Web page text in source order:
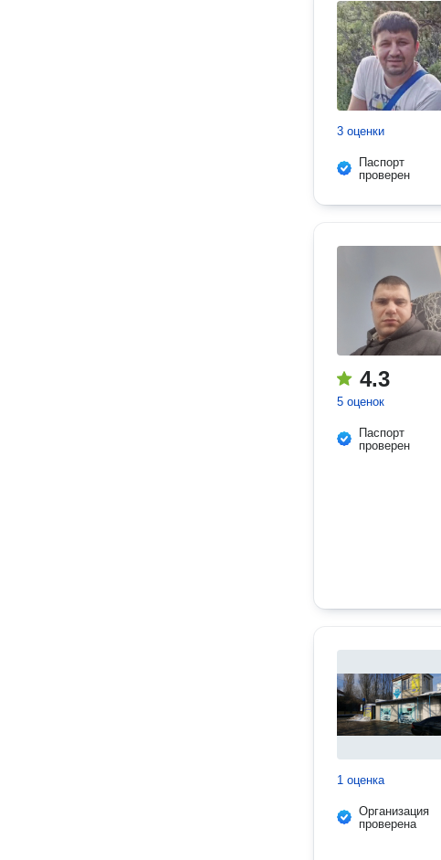
3 оценки
Паспорт
проверен
4.3
5 оценок
Паспорт
проверен
1 оценка
Организация
проверена